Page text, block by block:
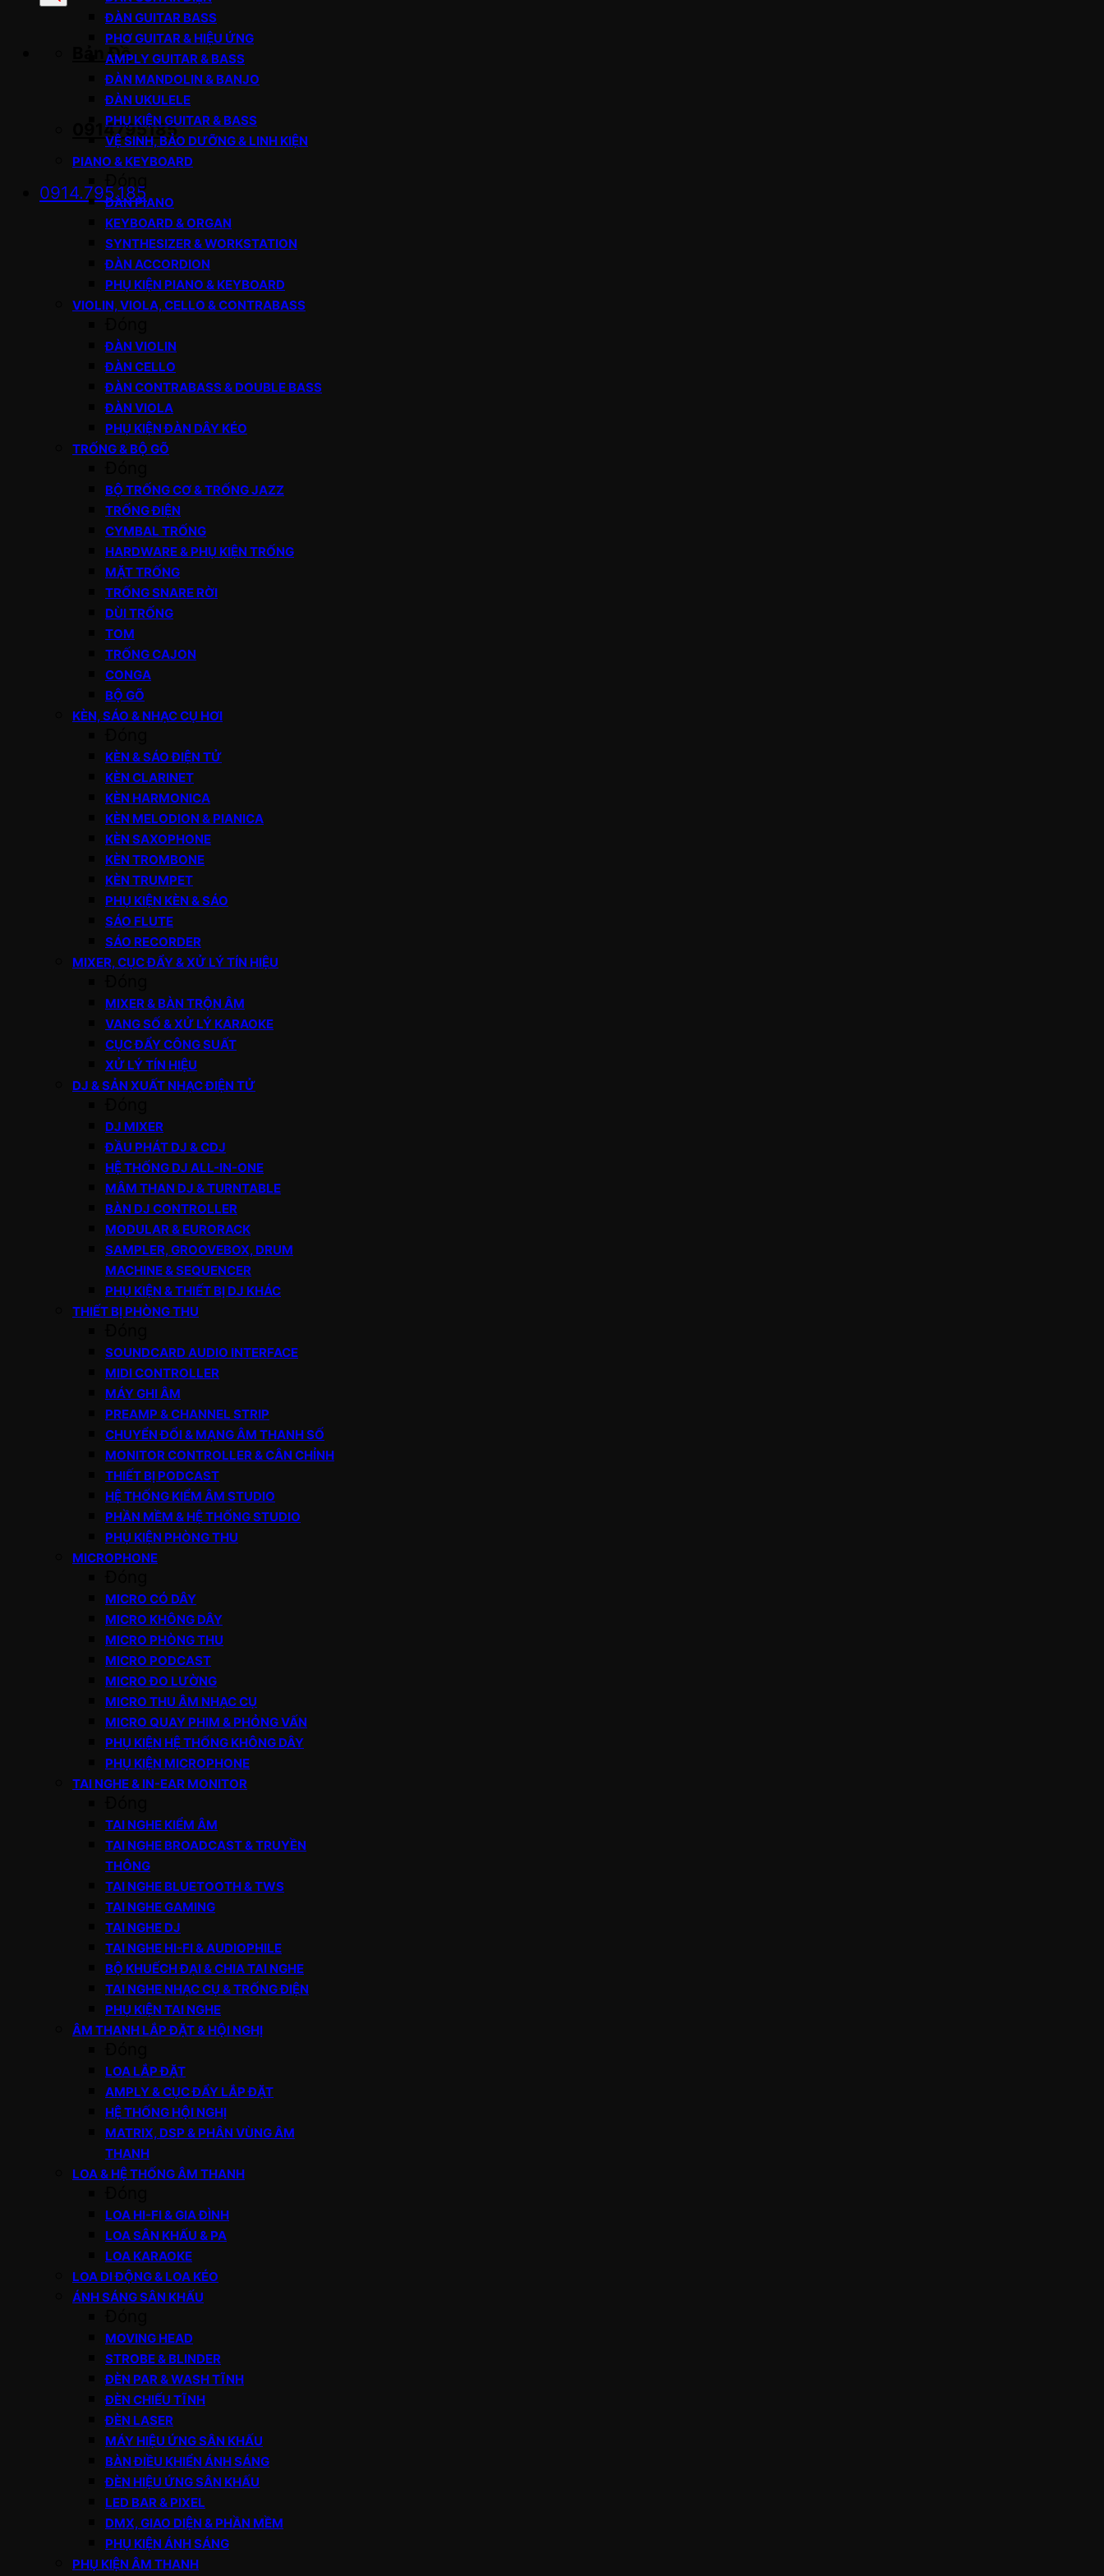
Bản Đồ
0914795185
0914.795.185
ĐÀN GUITAR BASS
PHƠ GUITAR & HIỆU ỨNG
AMPLY GUITAR & BASS
ĐÀN MANDOLIN & BANJO
ĐÀN UKULELE
PHỤ KIỆN GUITAR & BASS
VỆ SINH, BẢO DƯỠNG & LINH KIỆN
PIANO & KEYBOARD
ĐÀN PIANO
KEYBOARD & ORGAN
SYNTHESIZER & WORKSTATION
ĐÀN ACCORDION
PHỤ KIỆN PIANO & KEYBOARD
VIOLIN, VIOLA, CELLO & CONTRABASS
ĐÀN VIOLIN
ĐÀN CELLO
ĐÀN CONTRABASS & DOUBLE BASS
ĐÀN VIOLA
PHỤ KIỆN ĐÀN DÂY KÉO
TRỐNG & BỘ GÕ
BỘ TRỐNG CƠ & TRỐNG JAZZ
TRỐNG ĐIỆN
CYMBAL TRỐNG
HARDWARE & PHỤ KIỆN TRỐNG
MẶT TRỐNG
TRỐNG SNARE RỜI
DÙI TRỐNG
TOM
TRỐNG CAJON
CONGA
BỘ GÕ
KÈN, SÁO & NHẠC CỤ HƠI
KÈN & SÁO ĐIỆN TỬ
KÈN CLARINET
KÈN HARMONICA
KÈN MELODION & PIANICA
KÈN SAXOPHONE
KÈN TROMBONE
KÈN TRUMPET
PHỤ KIỆN KÈN & SÁO
SÁO FLUTE
SÁO RECORDER
MIXER, CỤC ĐẨY & XỬ LÝ TÍN HIỆU
MIXER & BÀN TRỘN ÂM
VANG SỐ & XỬ LÝ KARAOKE
CỤC ĐẨY CÔNG SUẤT
XỬ LÝ TÍN HIỆU
DJ & SẢN XUẤT NHẠC ĐIỆN TỬ
DJ MIXER
ĐẦU PHÁT DJ & CDJ
HỆ THỐNG DJ ALL-IN-ONE
MÂM THAN DJ & TURNTABLE
BÀN DJ CONTROLLER
MODULAR & EURORACK
SAMPLER, GROOVEBOX, DRUM
MACHINE & SEQUENCER
PHỤ KIỆN & THIẾT BỊ DJ KHÁC
THIẾT BỊ PHÒNG THU
SOUNDCARD AUDIO INTERFACE
MIDI CONTROLLER
MÁY GHI ÂM
PREAMP & CHANNEL STRIP
CHUYỂN ĐỔI & MẠNG ÂM THANH SỐ
MONITOR CONTROLLER & CÂN CHỈNH
THIẾT BỊ PODCAST
HỆ THỐNG KIỂM ÂM STUDIO
PHẦN MỀM & HỆ THỐNG STUDIO
PHỤ KIỆN PHÒNG THU
MICROPHONE
MICRO CÓ DÂY
MICRO KHÔNG DÂY
MICRO PHÒNG THU
MICRO PODCAST
MICRO ĐO LƯỜNG
MICRO THU ÂM NHẠC CỤ
MICRO QUAY PHIM & PHỎNG VẤN
PHỤ KIỆN HỆ THỐNG KHÔNG DÂY
PHỤ KIỆN MICROPHONE
TAI NGHE & IN-EAR MONITOR
TAI NGHE KIỂM ÂM
TAI NGHE BROADCAST & TRUYỀN
THÔNG
TAI NGHE BLUETOOTH & TWS
TAI NGHE GAMING
TAI NGHE DJ
TAI NGHE HI-FI & AUDIOPHILE
BỘ KHUẾCH ĐẠI & CHIA TAI NGHE
TAI NGHE NHẠC CỤ & TRỐNG ĐIỆN
PHỤ KIỆN TAI NGHE
ÂM THANH LẮP ĐẶT & HỘI NGHỊ
LOA LẮP ĐẶT
AMPLY & CỤC ĐẨY LẮP ĐẶT
HỆ THỐNG HỘI NGHỊ
MATRIX, DSP & PHÂN VÙNG ÂM
THANH
LOA & HỆ THỐNG ÂM THANH
LOA HI-FI & GIA ĐÌNH
LOA SÂN KHẤU & PA
LOA KARAOKE
LOA DI ĐỘNG & LOA KÉO
ÁNH SÁNG SÂN KHẤU
MOVING HEAD
STROBE & BLINDER
ĐÈN PAR & WASH TĨNH
ĐÈN CHIẾU TĨNH
ĐÈN LASER
MÁY HIỆU ỨNG SÂN KHẤU
BÀN ĐIỀU KHIỂN ÁNH SÁNG
ĐÈN HIỆU ỨNG SÂN KHẤU
LED BAR & PIXEL
DMX, GIAO DIỆN & PHẦN MỀM
PHỤ KIỆN ÁNH SÁNG
PHỤ KIỆN ÂM THANH